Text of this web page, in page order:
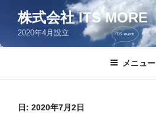
ン
株式会社 ITS MORE
2020年4月設立
メニュー
日: 2020年7月2日